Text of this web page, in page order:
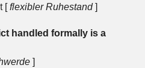
[flexibler Ruhestand]
handled formally is a
]